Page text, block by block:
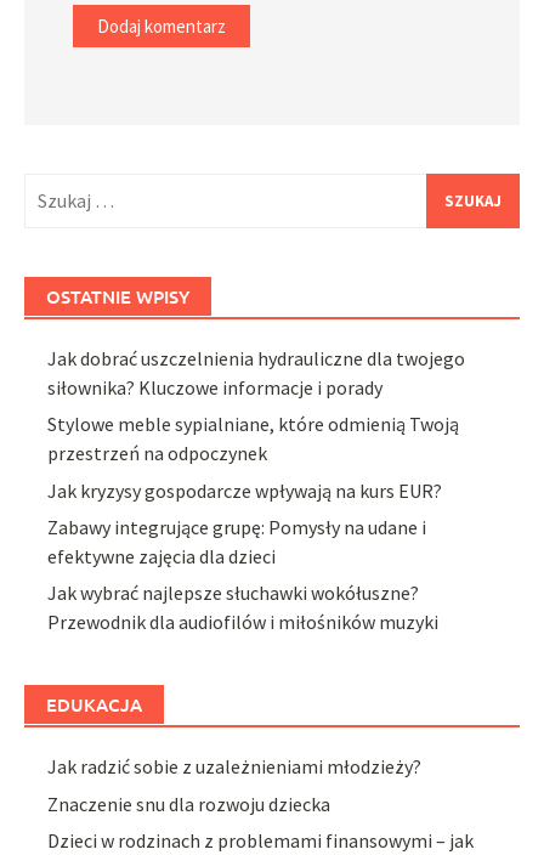
OSTATNIE WPISY
Jak dobrać uszczelnienia hydrauliczne dla twojego
siłownika? Kluczowe informacje i porady
Stylowe meble sypialniane, które odmienią Twoją
przestrzeń na odpoczynek
Jak kryzysy gospodarcze wpływają na kurs EUR?
Zabawy integrujące grupę: Pomysły na udane i
efektywne zajęcia dla dzieci
Jak wybrać najlepsze słuchawki wokółuszne?
Przewodnik dla audiofilów i miłośników muzyki
EDUKACJA
Jak radzić sobie z uzależnieniami młodzieży?
Znaczenie snu dla rozwoju dziecka
Dzieci w rodzinach z problemami finansowymi – jak